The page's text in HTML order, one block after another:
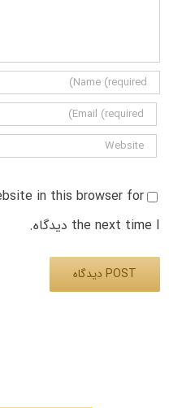
in this browser for
the next time I دیدگاه.